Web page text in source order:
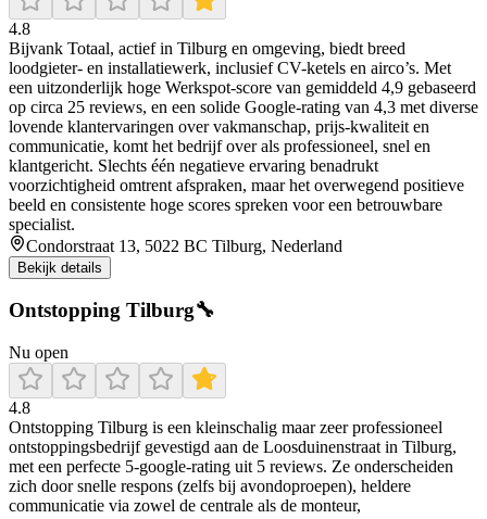
4.8
Bijvank Totaal, actief in Tilburg en omgeving, biedt breed
loodgieter- en installatiewerk, inclusief CV-ketels en airco’s. Met
een uitzonderlijk hoge Werkspot-score van gemiddeld 4,9 gebaseerd
op circa 25 reviews, en een solide Google-rating van 4,3 met diverse
lovende klantervaringen over vakmanschap, prijs-kwaliteit en
communicatie, komt het bedrijf over als professioneel, snel en
klantgericht. Slechts één negatieve ervaring benadrukt
voorzichtigheid omtrent afspraken, maar het overwegend positieve
beeld en consistente hoge scores spreken voor een betrouwbare
specialist.
Condorstraat 13, 5022 BC Tilburg, Nederland
Bekijk details
Ontstopping Tilburg🔧
Nu open
4.8
Ontstopping Tilburg is een kleinschalig maar zeer professioneel
ontstoppingsbedrijf gevestigd aan de Loosduinenstraat in Tilburg,
met een perfecte 5‑google‑rating uit 5 reviews. Ze onderscheiden
zich door snelle respons (zelfs bij avondoproepen), heldere
communicatie via zowel de centrale als de monteur,